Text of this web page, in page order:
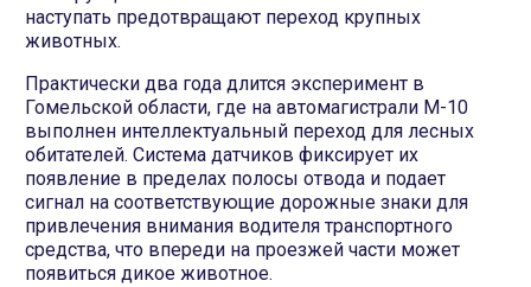
наступать предотвращают переход крупных
животных.
Практически два года длится эксперимент в
Гомельской области, где на автомагистрали М-10
выполнен интеллектуальный переход для лесных
обитателей. Система датчиков фиксирует их
появление в пределах полосы отвода и подает
сигнал на соответствующие дорожные знаки для
привлечения внимания водителя транспортного
средства, что впереди на проезжей части может
появиться дикое животное.